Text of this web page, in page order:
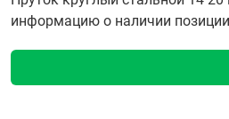
информацию о наличии позиции